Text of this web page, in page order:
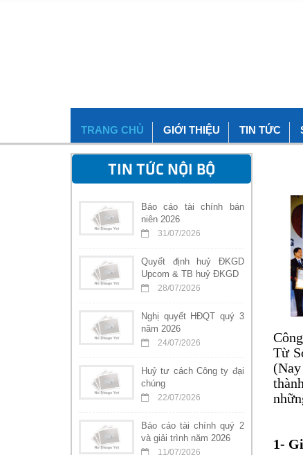
TRANG CHỦ GIỚI THIỆU TIN TỨC
TIN TỨC NỘI BỘ
Báo cáo tài chính bán
niên 2026
31/07/2026
Quyết định huỷ ĐKGD
Upcom & TB huỷ ĐKGD
28/07/2026
Nghị quyết HĐQT quý 3
năm 2026
24/07/2026
Huỷ tư cách Công ty đại
chúng
22/07/2026
Báo cáo tài chính quý 2
và giải trình năm 2026
11/07/2026
Từ
1-